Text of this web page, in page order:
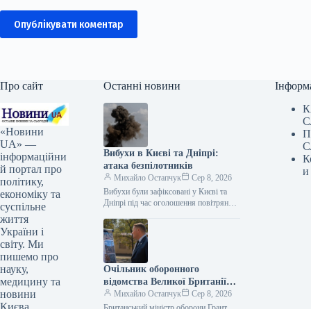
Опублікувати коментар
Про сайт
«Новини
UA» —
інформаційни
й портал про
політику,
економіку та
суспільне
життя
України і
світу. Ми
пишемо про
науку,
медицину та
новини
Останні новини
Вибухи в Києві та Дніпрі:
атака безпілотників
Михайло Остапчук
Сер 8, 2026
Вибухи були зафіксовані у Києві та
Дніпрі під час оголошення повітряної
підтверджують представники ЗМІ, які
працюють на…
Очільник оборонного
відомства Великої Британії
Грант Шеппс побував у Києві,
оглядаючи наслідки
Михайло Остапчук
Сер 8, 2026
и